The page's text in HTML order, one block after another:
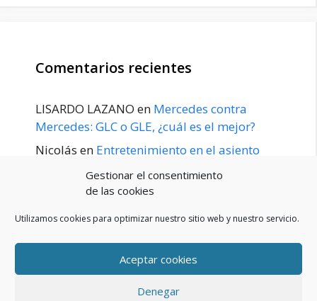
Gestionar el consentimiento
de las cookies
Utilizamos cookies para optimizar nuestro sitio web y nuestro servicio.
Aceptar cookies
Denegar
Comentarios recientes
LISARDO LAZANO en Mercedes contra
Mercedes: GLC o GLE, ¿cuál es el mejor?
Nicolás en Entretenimiento en el asiento
trasero para el GLE / GLS disponible a
principios de 2020
POLÍTICA DE PRIVACIDAD
Política de cookies (UE)